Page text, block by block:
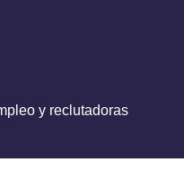
y reclutadoras